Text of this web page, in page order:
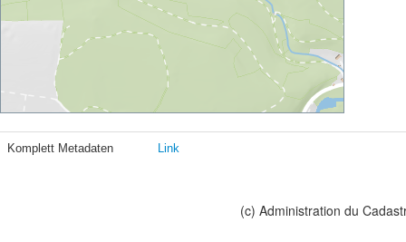
Komplett Metadaten Link
(c) Administration du